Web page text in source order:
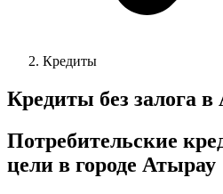
Кредиты
Кредиты без залога
Потребительские
цели в городе Атырау